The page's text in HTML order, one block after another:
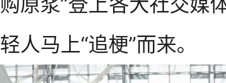
轻人马上“追梗”而来。